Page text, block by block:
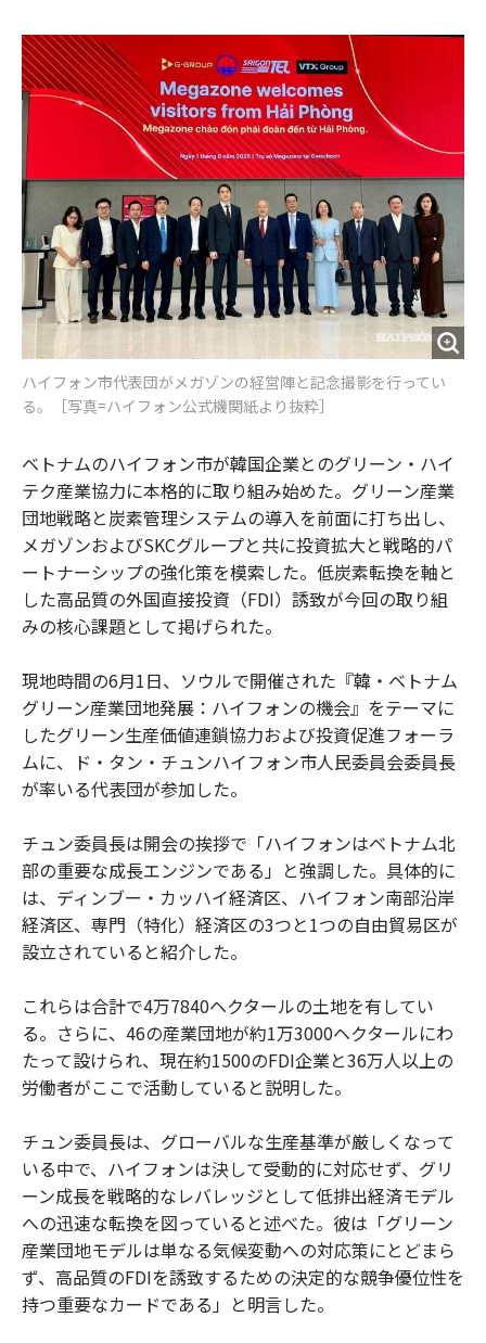
ハイフォン市代表団がメガゾンの経営陣と記念撮影を行ってい
る。［写真=ハイフォン公式機関紙より抜粋］
ベトナムのハイフォン市が韓国企業とのグリーン・ハイ
テク産業協力に本格的に取り組み始めた。グリーン産業
団地戦略と炭素管理システムの導入を前面に打ち出し、
メガゾンおよびSKCグループと共に投資拡大と戦略的パ
ートナーシップの強化策を模索した。低炭素転換を軸と
した高品質の外国直接投資（FDI）誘致が今回の取り組
みの核心課題として掲げられた。
現地時間の6月1日、ソウルで開催された『韓・ベトナム
グリーン産業団地発展：ハイフォンの機会』をテーマに
したグリーン生産価値連鎖協力および投資促進フォーラ
ムに、ド・タン・チュンハイフォン市人民委員会委員長
が率いる代表団が参加した。
チュン委員長は開会の挨拶で「ハイフォンはベトナム北
部の重要な成長エンジンである」と強調した。具体的に
は、ディンブー・カッハイ経済区、ハイフォン南部沿岸
経済区、専門（特化）経済区の3つと1つの自由貿易区が
設立されていると紹介した。
これらは合計で4万7840ヘクタールの土地を有してい
る。さらに、46の産業団地が約1万3000ヘクタールにわ
たって設けられ、現在約1500のFDI企業と36万人以上の
労働者がここで活動していると説明した。
チュン委員長は、グローバルな生産基準が厳しくなって
いる中で、ハイフォンは決して受動的に対応せず、グリ
ーン成長を戦略的なレバレッジとして低排出経済モデル
への迅速な転換を図っていると述べた。彼は「グリーン
産業団地モデルは単なる気候変動への対応策にとどまら
ず、高品質のFDIを誘致するための決定的な競争優位性を
持つ重要なカードである」と明言した。